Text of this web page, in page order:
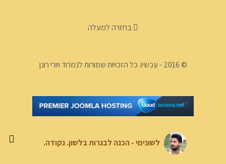
בחזרה למעלה
© 2016 - עכשיו. כל הזכויות שמורות לנמרוד ויורי רונן
לשונימי - הכנה לבגרות בלשון. נקודה.